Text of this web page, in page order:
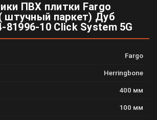
ПВХ плитки Fargo
штучный паркет) Дуб
10 Click System 5G
Fargo
Herringbone
400 мм
100 мм